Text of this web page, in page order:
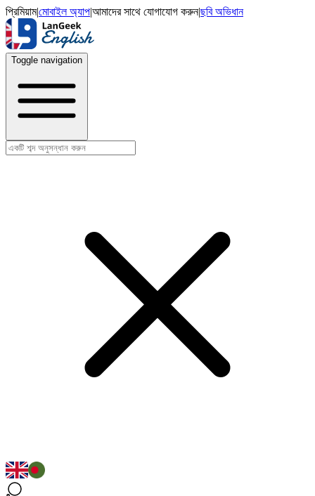
প্রিমিয়াম|মোবাইল অ্যাপ|আমাদের সাথে যোগাযোগ করুন|ছবি অভিধান
Toggle navigation